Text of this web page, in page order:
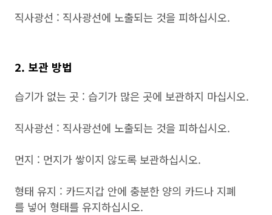
직사광선 : 직사광선에 노출되는 것을 피하십시오.
2. 보관 방법
습기가 없는 곳 : 습기가 많은 곳에 보관하지 마십시오.
직사광선 : 직사광선에 노출되는 것을 피하십시오.
먼지 : 먼지가 쌓이지 않도록 보관하십시오.
형태 유지 : 카드지갑 안에 충분한 양의 카드나 지폐
를 넣어 형태를 유지하십시오.